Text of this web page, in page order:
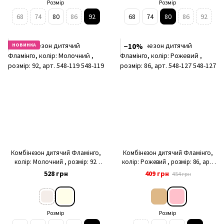
Розмір
68 74 80 86 92
Розмір
68 74 80 86 92
НОВИНКА
Комбінезон дитячий Фламінго,
колір: Молочний , розмір: 92,
арт. 548-119
528 грн
Розмір
−10%
Комбінезон дитячий Фламінго,
колір: Рожевий , розмір: 86, арт.
548-127
409 грн 454 грн
Розмір